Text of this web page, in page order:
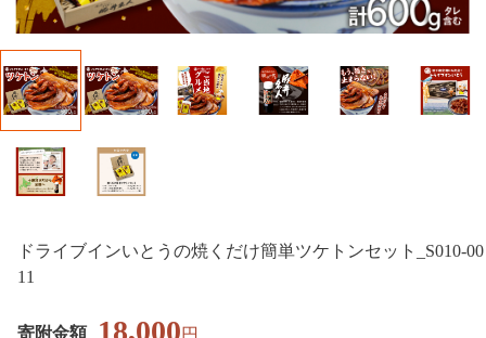
ドライブインいとうの焼くだけ簡単ツケトンセット_S010-00
11
寄附金額 18,000円